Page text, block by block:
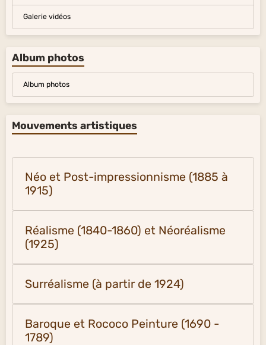
Galerie vidéos
Album photos
Album photos
Mouvements artistiques
Néo et Post-impressionnisme (1885 à
1915)
Réalisme (1840-1860) et Néoréalisme
(1925)
Surréalisme (à partir de 1924)
Baroque et Rococo Peinture (1690 -
1789)